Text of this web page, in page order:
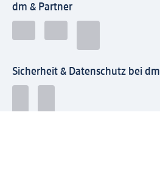
dm & Partner
Sicherheit & Datenschutz bei dm